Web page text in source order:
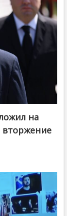
на
вторжение